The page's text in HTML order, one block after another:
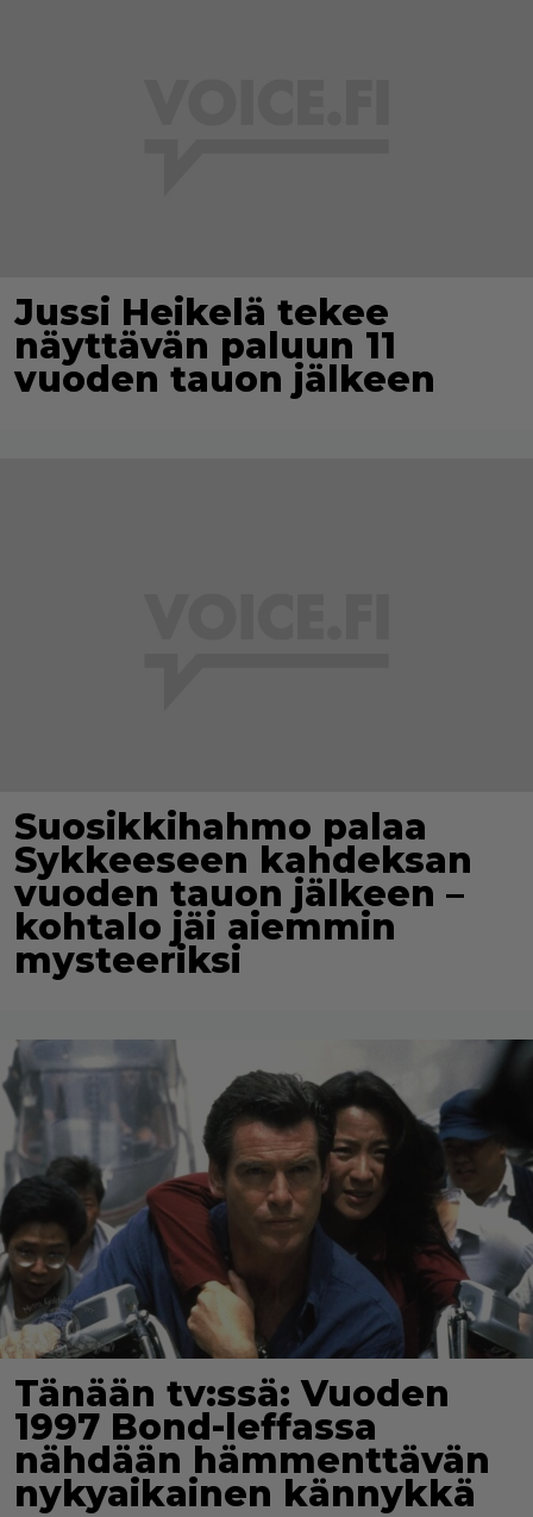
Jussi Heikelä tekee
näyttävän paluun 11
vuoden tauon jälkeen
Suosikkihahmo palaa
Sykkeeseen kahdeksan
vuoden tauon jälkeen –
kohtalo jäi aiemmin
mysteeriksi
Tänään tv:ssä: Vuoden
1997 Bond-leffassa
nähdään hämmenttävän
nykyaikainen kännykkä